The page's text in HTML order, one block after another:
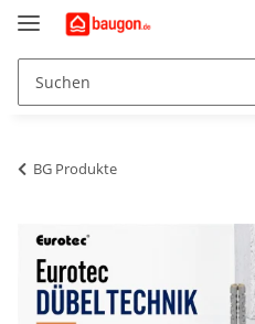
BG Produkte